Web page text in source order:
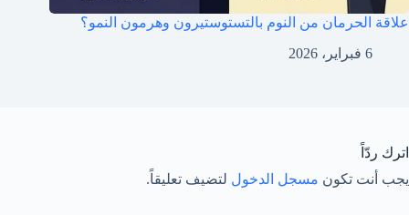
علاقة الحرمان من النوم بالتستوستيرون وهرمون النمو؟
6 فبراير، 2026
اترك ردّاً
يجب أنت تكون مسجل الدخول لتضيف تعليقاً.